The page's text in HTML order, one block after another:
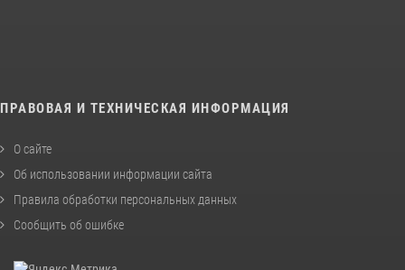
ПРАВОВАЯ И ТЕХНИЧЕСКАЯ ИНФОРМАЦИЯ
О сайте
Об использовании информации сайта
Правила обработки персональных данных
Сообщить об ошибке